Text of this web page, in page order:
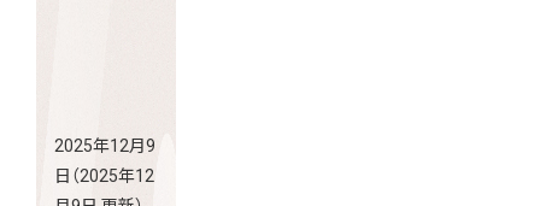
2025年12月9
日 （2025年12